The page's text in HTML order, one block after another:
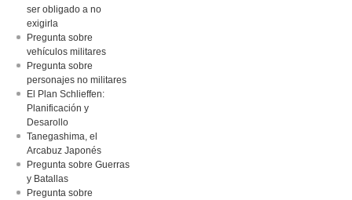
ser obligado a no
exigirla
Pregunta sobre
vehículos militares
Pregunta sobre
personajes no militares
El Plan Schlieffen:
Planificación y
Desarollo
Tanegashima, el
Arcabuz Japonés
Pregunta sobre Guerras
y Batallas
Pregunta sobre